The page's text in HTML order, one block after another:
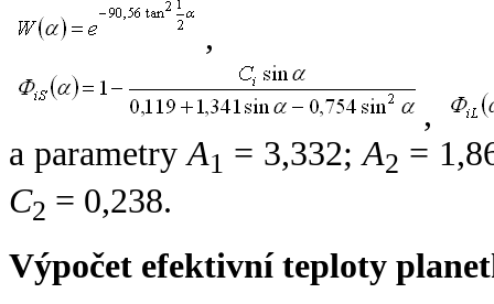
,
,
a parametryA1 = 3,332;A2 =
C2 = 0,238.
Výpočet efektivní teploty